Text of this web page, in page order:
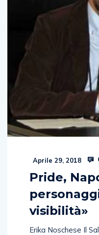
Aprile 29, 2018
Pride,
visibilità»
Erika Noschese Il